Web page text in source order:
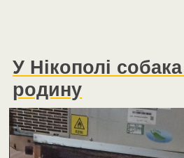
У Нікополі
родину